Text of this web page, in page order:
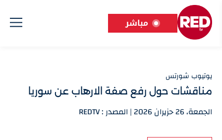
مباشر
يوتيوب شورتس
مناقشات حول رفع صفة الارهاب عن سوريا
الجمعة، 26 حزيران 2026 | المصدر : REDTV